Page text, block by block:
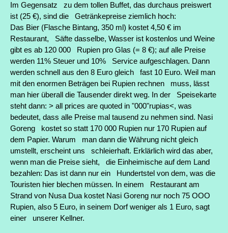
Im Gegensatz zu dem tollen Buffet, das durchaus preiswert
ist (25 €), sind die Getränkepreise ziemlich hoch:
Das Bier (Flasche Bintang, 350 ml) kostet 4,50 € im
Restaurant, Säfte dasselbe, Wasser ist kostenlos und Weine
gibt es ab 120 000 Rupien pro Glas (= 8 €); auf alle Preise
werden 11% Steuer und 10% Service aufgeschlagen. Dann
werden schnell aus den 8 Euro gleich fast 10 Euro. Weil man
mit den enormen Beträgen bei Rupien rechnen muss, lässt
man hier überall die Tausender direkt weg. In der Speisekarte
steht dann: > all prices are quoted in "000"rupias<, was
bedeutet, dass alle Preise mal tausend zu nehmen sind. Nasi
Goreng kostet so statt 170 000 Rupien nur 170 Rupien auf
dem Papier. Warum man dann die Währung nicht gleich
umstellt, erscheint uns schleierhaft. Erklärlich wird das aber,
wenn man die Preise sieht, die Einheimische auf dem Land
bezahlen: Das ist dann nur ein Hundertstel von dem, was die
Touristen hier blechen müssen. In einem Restaurant am
Strand von Nusa Dua kostet Nasi Goreng nur noch 75 OOO
Rupien, also 5 Euro, in seinem Dorf weniger als 1 Euro, sagt
einer unserer Kellner.